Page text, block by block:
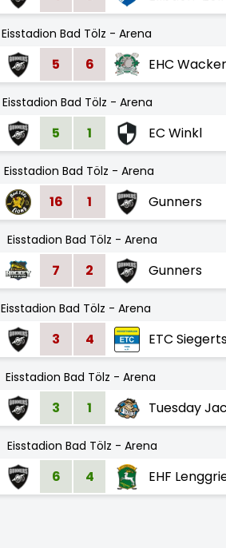
Eisstadion Bad Tölz - Arena
5 6 EHC
Eisstadion Bad Tölz - Arena
5 1 EC Winkl
Eisstadion Bad Tölz - Arena
16 1 Gunners
Eisstadion Bad Tölz - Arena
7 2 Gunners
Eisstadion Bad Tölz - Arena
3 4 ETC
Eisstadion Bad Tölz - Arena
3 1 Tuesday
Eisstadion Bad Tölz - Arena
6 4 EHF